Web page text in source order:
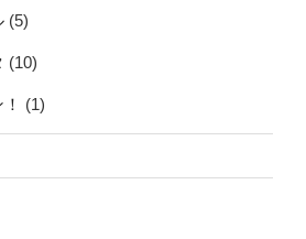
(5)
(10)
(1)